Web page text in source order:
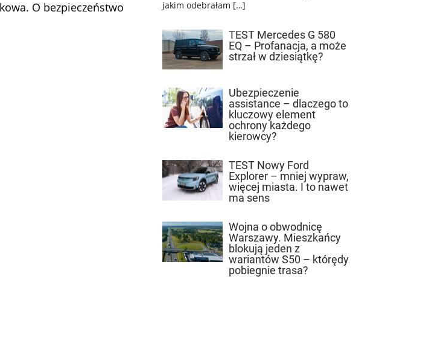
O bezpieczeństwo
jakim odebrałam […]
TEST Mercedes G 580
EQ – Profanacja, a może
strzał w dziesiątkę?
Ubezpieczenie
assistance – dlaczego to
kluczowy element
ochrony każdego
kierowcy?
TEST Nowy Ford
Explorer – mniej wypraw,
więcej miasta. I to nawet
ma sens
Wojna o obwodnicę
Warszawy. Mieszkańcy
blokują jeden z
wariantów S50 – którędy
pobiegnie trasa?